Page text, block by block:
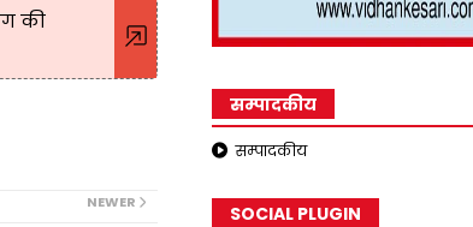
की
NEWER
सम्पादकीय
सम्पादकीय
SOCIAL PLUGIN